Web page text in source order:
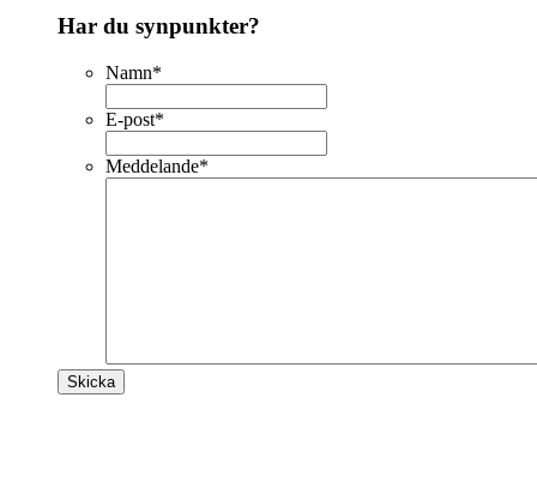
Har du synpunkter?
Namn*
E-post*
Meddelande*